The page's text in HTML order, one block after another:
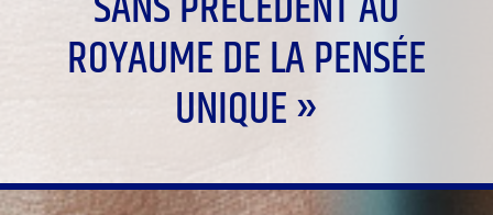
ROYAUME DE LA PENSÉE
UNIQUE »